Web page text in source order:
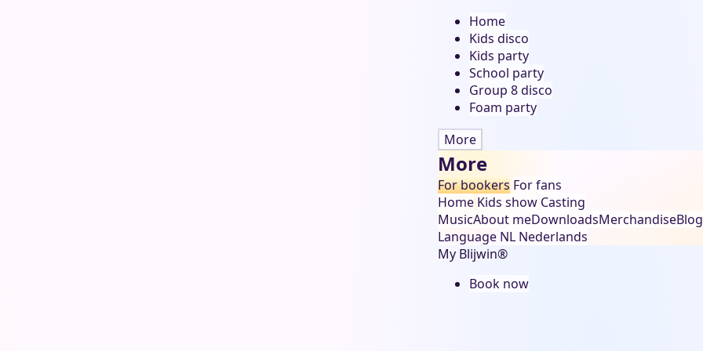
Home
Kids disco
Kids party
School party
Group 8 disco
Foam party
More
More
For bookers For fans
Home Kids show Casting
MusicAbout meDownloadsMerchandiseBlog
Language NL Nederlands
My Blijwin®
Book now